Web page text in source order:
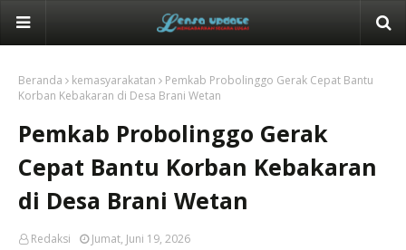
Beranda kemasyarakatan
Pemkab Probolinggo Gerak Cepat Bantu
Korban Kebakaran di Desa Brani Wetan
Pemkab Probolinggo Gerak
Cepat Bantu Korban Kebakaran
di Desa Brani Wetan
Redaksi Jumat, Juni 19, 2026